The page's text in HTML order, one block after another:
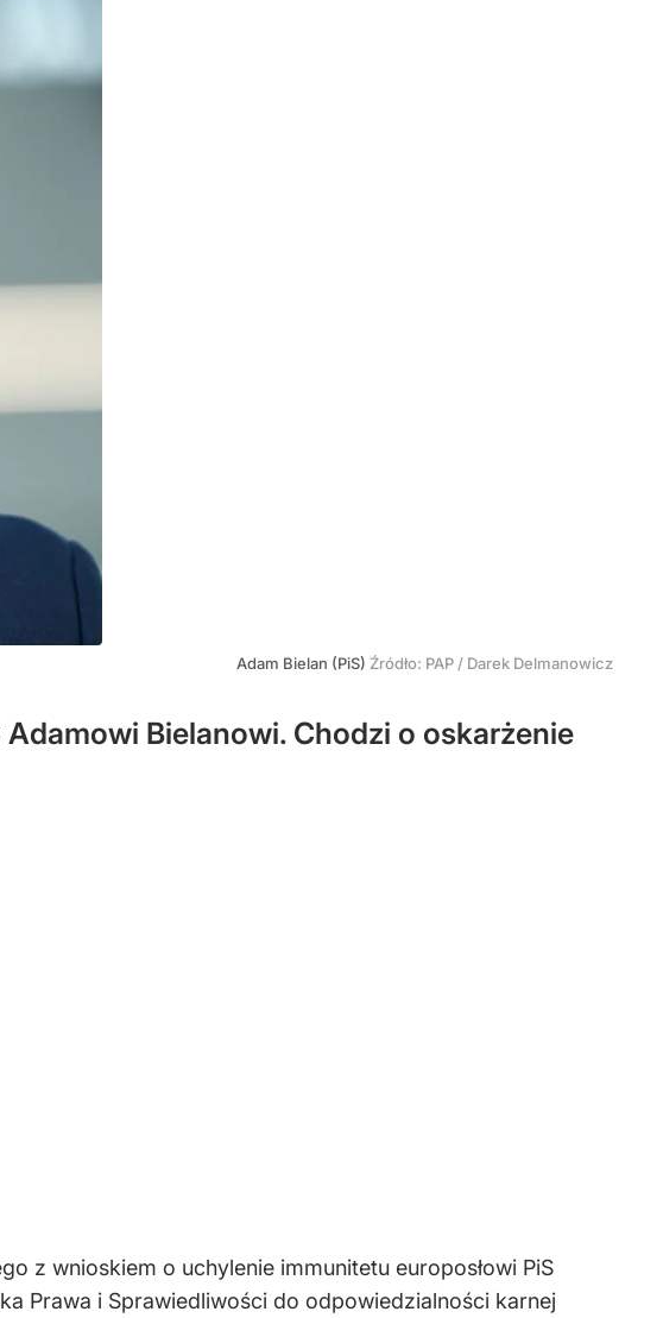
Adam Bielan (PiS) Źródło: PAP / Darek Delmanowicz
Bielanowi. Chodzi o oskarżenie
z wnioskiem o uchylenie immunitetu europosłowi PiS
Prawa i Sprawiedliwości do odpowiedzialności karnej